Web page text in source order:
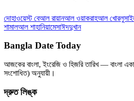
দোহাওয়েস্ট বেআল রায়ানআল ওয়াকরাহআল খোর
শামালআল শাহানিয়ামেসাঈদদুখান
Bangla Date Today
আজকের বাংলা, ইংরেজি ও হিজরি তারিখ — বাংলা
সংশোধিত) অনুযায়ী।
দ্রুত লিঙ্ক